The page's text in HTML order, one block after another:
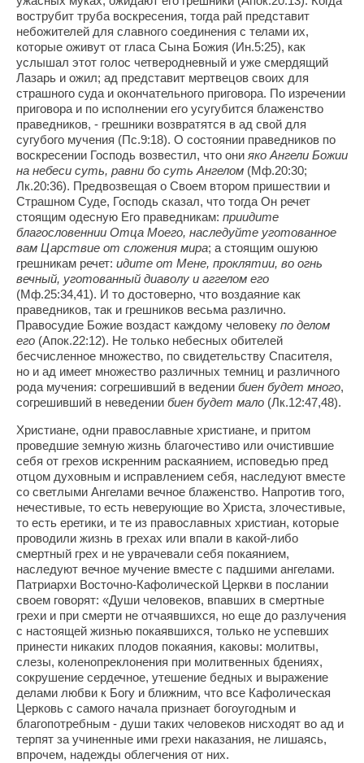
вострубит труба воскресения, тогда рай представит
небожителей для славного соединения с телами их,
которые оживут от гласа Сына Божия (Ин.5:25), как
услышал этот голос четверодневный и уже смердящий
Лазарь и ожил; ад представит мертвецов своих для
страшного суда и окончательного приговора. По изречении
приговора и по исполнении его усугубится блаженство
праведников, - грешники возвратятся в ад свой для
сугубого мучения (Пс.9:18). О состоянии праведников по
воскресении Господь возвестил, что они яко Ангели Божии
на небеси суть, равни бо суть Ангелом (Мф.20:30;
Лк.20:36). Предвозвещая о Своем втором пришествии и
Страшном Суде, Господь сказал, что тогда Он речет
стоящим одесную Его праведникам: приидите
благословеннии Отца Моего, наследуйте уготованное
вам Царствие от сложения мира; а стоящим ошуюю
грешникам речет: идите от Мене, проклятии, во огнь
вечный, уготованный диаволу и аггелом его
(Мф.25:34,41). И то достоверно, что воздаяние как
праведников, так и грешников весьма различно.
Правосудие Божие воздаст каждому человеку по делом
его (Апок.22:12). Не только небесных обителей
бесчисленное множество, по свидетельству Спасителя,
но и ад имеет множество различных темниц и различного
рода мучения: согрешивший в ведении биен будет много,
согрешивший в неведении биен будет мало (Лк.12:47,48).
Христиане, одни православные христиане, и притом
проведшие земную жизнь благочестиво или очистившие
себя от грехов искренним раскаянием, исповедью пред
отцом духовным и исправлением себя, наследуют вместе
со светлыми Ангелами вечное блаженство. Напротив того,
нечестивые, то есть неверующие во Христа, злочестивые,
то есть еретики, и те из православных христиан, которые
проводили жизнь в грехах или впали в какой-либо
смертный грех и не уврачевали себя покаянием,
наследуют вечное мучение вместе с падшими ангелами.
Патриархи Восточно-Кафолической Церкви в послании
своем говорят: «Души человеков, впавших в смертные
грехи и при смерти не отчаявшихся, но еще до разлучения
с настоящей жизнью покаявшихся, только не успевших
принести никаких плодов покаяния, каковы: молитвы,
слезы, коленопреклонения при молитвенных бдениях,
сокрушение сердечное, утешение бедных и выражение
делами любви к Богу и ближним, что все Кафолическая
Церковь с самого начала признает богоугодным и
благопотребным - души таких человеков нисходят во ад и
терпят за учиненные ими грехи наказания, не лишаясь,
впрочем, надежды облегчения от них.